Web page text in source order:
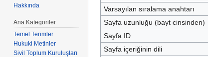
Varsayılan sıralama anahtarı
Sayfa uzunluğu (bayt cinsinden)
Sayfa ID
Sayfa içeriğinin dili
Hakkında
Ana Kategoriler
Temel Terimler
Hukuki Metinler
Sivil Toplum Kuruluşları